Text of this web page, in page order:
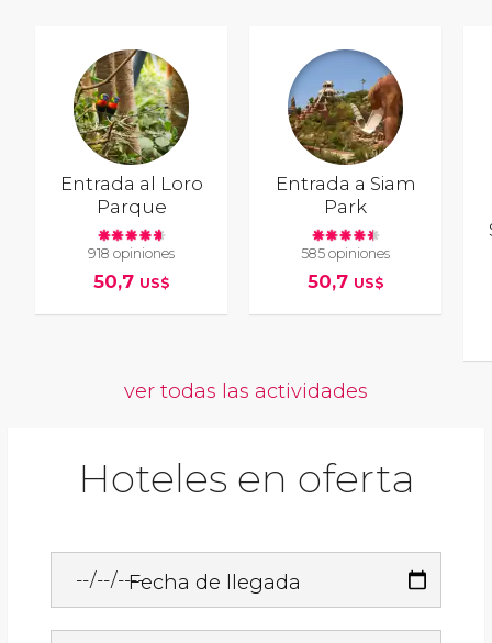
Entrada al Loro
Parque
918 opiniones
50,7 US$
Entrada a Siam
Park
585 opiniones
50,7 US$
ver todas las actividades
Hoteles en oferta
Fecha de llegada